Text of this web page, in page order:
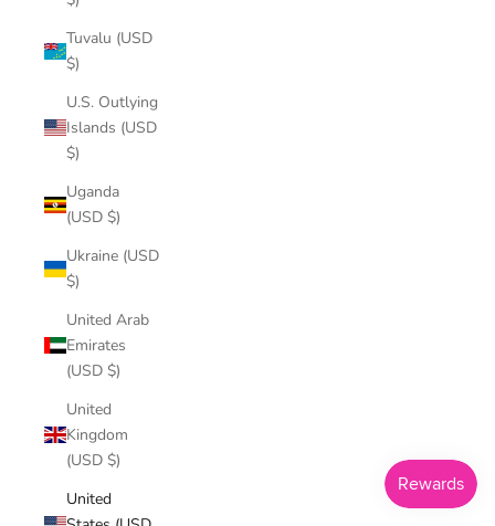
Tuvalu (USD
$)
U.S. Outlying
Islands (USD
$)
Uganda
(USD $)
Ukraine (USD
$)
United Arab
Emirates
(USD $)
United
Kingdom
(USD $)
United